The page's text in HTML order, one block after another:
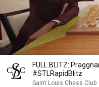
FULL BLITZ:
#STLRapidBlitz
Saint Louis Chess Club